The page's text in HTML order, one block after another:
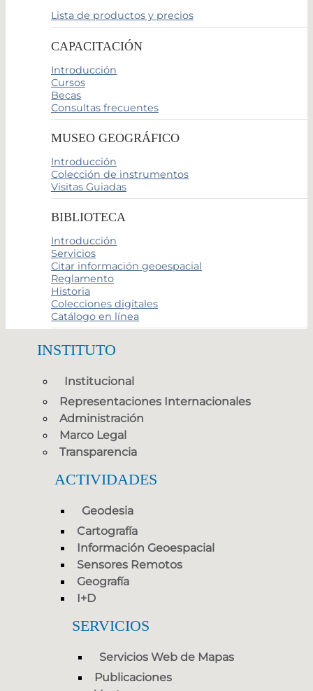
Lista de productos y precios
CAPACITACIÓN
Introducción
Cursos
Becas
Consultas frecuentes
MUSEO GEOGRÁFICO
Introducción
Colección de instrumentos
Visitas Guiadas
BIBLIOTECA
Introducción
Servicios
Citar información geoespacial
Reglamento
Historia
Colecciones digitales
Catálogo en línea
INSTITUTO
Institucional
Representaciones Internacionales
Administración
Marco Legal
Transparencia
ACTIVIDADES
Geodesia
Cartografía
Información Geoespacial
Sensores Remotos
Geografía
I+D
SERVICIOS
Servicios Web de Mapas
Publicaciones